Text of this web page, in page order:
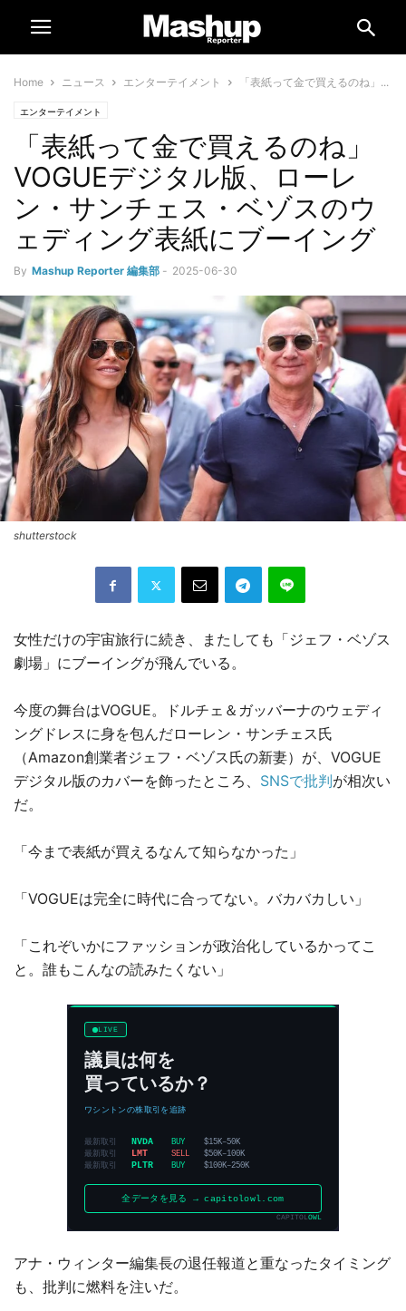
Home ニュース エンターテイメント 「表紙って金で買えるのね」...
エンターテイメント
「表紙って金で買えるのね」
VOGUEデジタル版、ローレ
ン・サンチェス・ベゾスのウ
ェディング表紙にブーイング
By Mashup Reporter 編集部 - 2025-06-30
shutterstock
女性だけの宇宙旅行に続き、またしても「ジェフ・ベゾス
劇場」にブーイングが飛んでいる。
今度の舞台はVOGUE。ドルチェ＆ガッバーナのウェディ
ングドレスに身を包んだローレン・サンチェス氏
（Amazon創業者ジェフ・ベゾス氏の新妻）が、VOGUE
デジタル版のカバーを飾ったところ、 SNSで批判が相次い
だ。
「今まで表紙が買えるなんて知らなかった」
「VOGUEは完全に時代に合ってない。バカバカしい」
「これぞいかにファッションが政治化しているかってこ
と。誰もこんなの読みたくない」
アナ・ウィンター編集長の退任報道と重なったタイミング
も、批判に燃料を注いだ。